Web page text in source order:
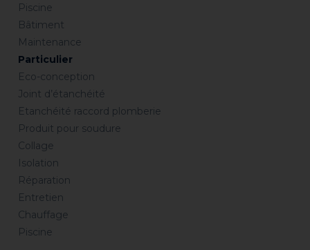
Piscine
Bâtiment
Maintenance
Particulier
Eco-conception
Joint d’étanchéité
Etanchéité raccord plomberie
Produit pour soudure
Collage
Isolation
Réparation
Entretien
Chauffage
Piscine